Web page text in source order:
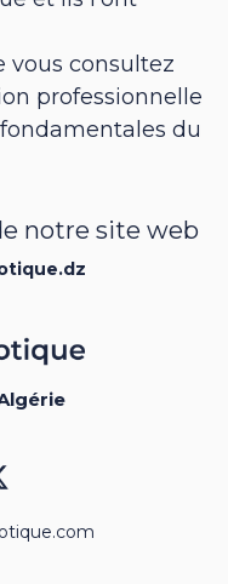
vous consultez
professionnelle
du
notre site web